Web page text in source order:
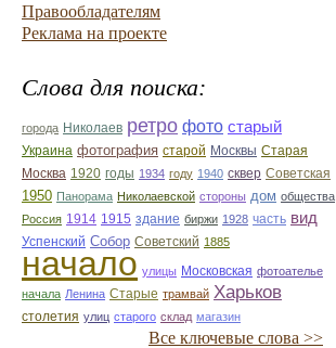
Правообладателям
Реклама на проекте
Слова для поиска:
города Николаев ретро фото старый
Украина фотография старой Москвы Старая
Москва 1920 годы 1934 году 1940 сквер Советская
1950 Панорама Николаевской стороны дом общества
Россия 1914 1915 здание биржи 1928 часть вид
Успенский Собор Советский 1885
начало улицы Московская фотоателье
начала Ленина Старые трамвай Харьков
столетия улиц старого склад магазин
Все ключевые слова >>